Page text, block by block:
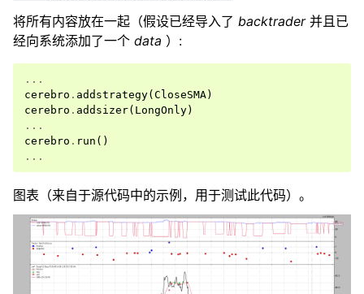
将所有内容放在一起（假设已经导入了 backtrader并且已
经向系统添加了一个 data ）:
...
cerebro . addstrategy( CloseSMA)
cerebro . addsizer( LongOnly)
...
cerebro . run ()
...
图表（来自于源代码中的示例，用于测试此代码）。